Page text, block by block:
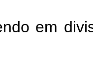
em